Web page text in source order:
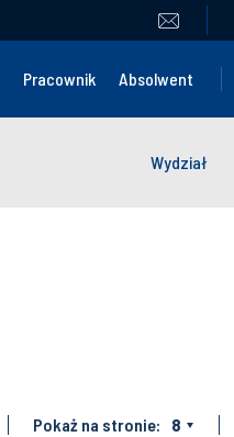
Pracownik Absolwent
Wydział
Pokaż na stronie: 8